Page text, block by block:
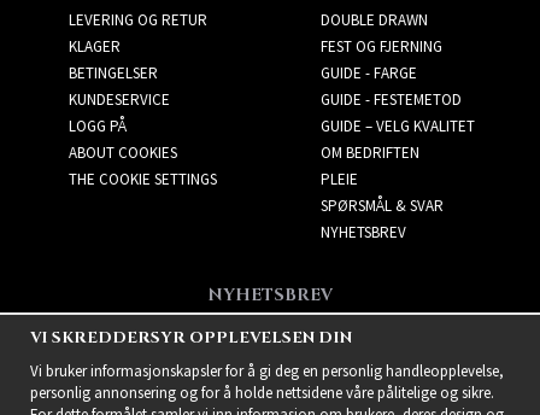
LEVERING OG RETUR
KLAGER
BETINGELSER
KUNDESERVICE
LOGG PÅ
ABOUT COOKIES
THE COOKIE SETTINGS
DOUBLE DRAWN
FEST OG FJERNING
GUIDE - FARGE
GUIDE - FESTEMETOD
GUIDE – VELG KVALITET
OM BEDRIFTEN
PLEIE
SPØRSMÅL & SVAR
NYHETSBREV
NYHETSBREV
Få de beste tilbudene og
spennende nye produkter!
VI SKREDDERSYR OPPLEVELSEN DIN
Vi bruker informasjonskapsler for å gi deg en personlig handleopplevelse,
personlig annonsering og for å holde nettsidene våre pålitelige og sikre.